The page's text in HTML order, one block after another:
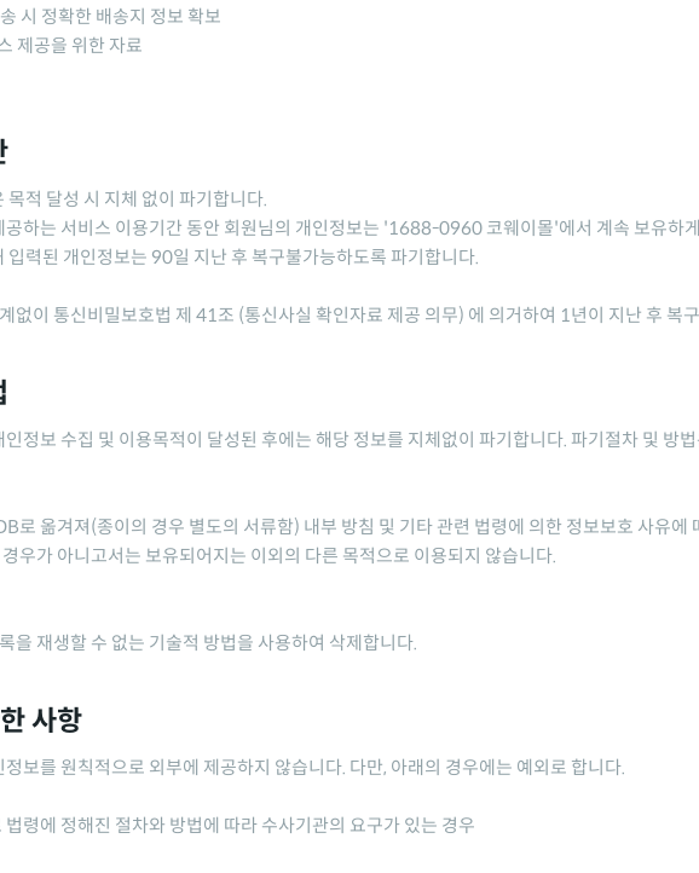
시 정확한 배송지 정보 확보
제공을 위한 자료
적 달성 시 지체 없이 파기합니다.
공하는 서비스 이용기간 동안 회원님의 개인정보는 '1688-0960 코웨이몰'에서 계속 보유하
력된 개인정보는 90일 지난 후 복구불가능하도록 파기합니다.
없이 통신비밀보호법 제 41조 (통신사실 확인자료 제공 의무) 에 의거하여 1년이 지난 후 복
정보 수집 및 이용목적이 달성된 후에는 해당 정보를 지체없이 파기합니다. 파기절차 및 방
로 옮겨져(종이의 경우 별도의 서류함) 내부 방침 및 기타 관련 법령에 의한 정보보호 사유
우가 아니고서는 보유되어지는 이외의 다른 목적으로 이용되지 않습니다.
을 재생할 수 없는 기술적 방법을 사용하여 삭제합니다.
사항
보를 원칙적으로 외부에 제공하지 않습니다. 다만, 아래의 경우에는 예외로 합니다.
령에 정해진 절차와 방법에 따라 수사기관의 요구가 있는 경우